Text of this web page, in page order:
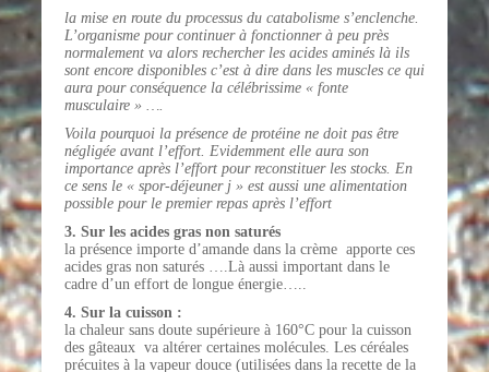
la mise en route du processus du catabolisme s’enclenche.
L’organisme pour continuer à fonctionner à peu près
normalement va alors rechercher les acides aminés là ils
sont encore disponibles c’est à dire dans les muscles ce qui
aura pour conséquence la célébrissime « fonte
musculaire » ….
Voila pourquoi la présence de protéine ne doit pas être
négligée avant l’effort. Evidemment elle aura son
importance après l’effort pour reconstituer les stocks. En
ce sens le « spor-déjeuner j » est aussi une alimentation
possible pour le premier repas après l’effort
3. Sur les acides gras non saturés
la présence importe d’amande dans la crème apporte ces
acides gras non saturés ….Là aussi important dans le
cadre d’un effort de longue énergie…..
4. Sur la cuisson :
la chaleur sans doute supérieure à 160°C pour la cuisson
des gâteaux va altérer certaines molécules. Les céréales
précuites à la vapeur douce (utilisées dans la recette de la